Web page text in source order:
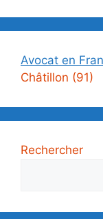
Avocat en
Châtillon (91)
Rechercher